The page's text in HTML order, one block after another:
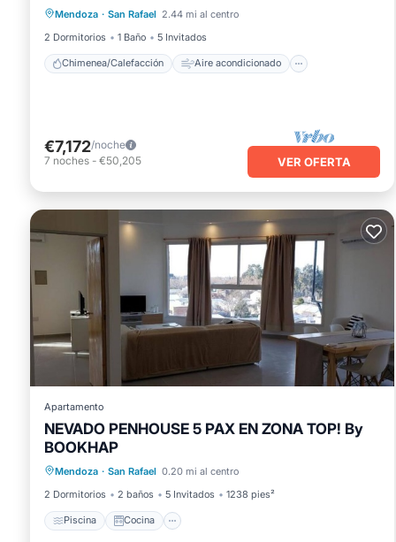
Mendoza · San Rafael 2.44 mi al centro
2 Dormitorios
1 Baño 5 Invitados
Chimenea/Calefacción Aire acondicionado
Apto para niños
€7,172/noche
7 noches - €50,205 VER OFERTA
Apartamento
NEVADO PENHOUSE 5 PAX EN ZONA TOP! By
BOOKHAP
Mendoza · San Rafael 0.20 mi al centro
2 Dormitorios
2 baños 5 Invitados 1238 pies²
Piscina Cocina
Piscina
Internet